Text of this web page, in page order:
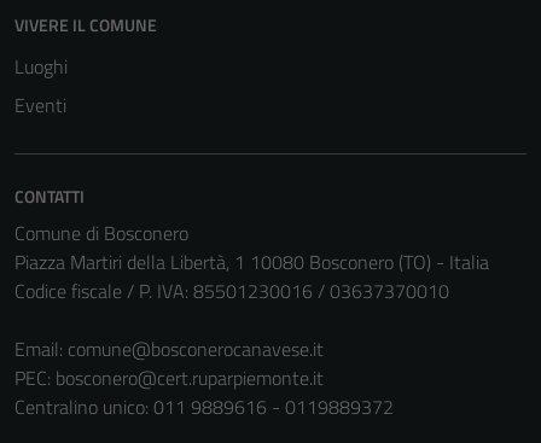
VIVERE IL COMUNE
Luoghi
Eventi
CONTATTI
Comune di Bosconero
Piazza Martiri della Libertà, 1 10080 Bosconero (TO) - Italia
Codice fiscale / P. IVA: 85501230016 / 03637370010
Email: comune@bosconerocanavese.it
PEC: bosconero@cert.ruparpiemonte.it
Centralino unico: 011 9889616 - 0119889372
Tecnici
Questi cookie
per il
funzionamento
del sito e non